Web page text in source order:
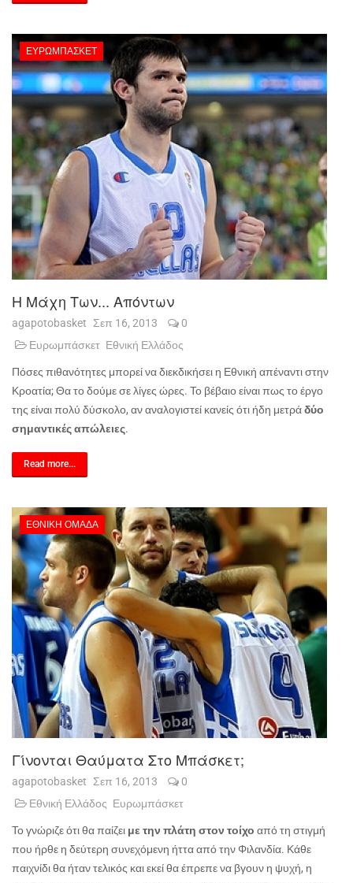
ΕΥΡΩΜΠΆΣΚΕΤ
Η Μάχη Των... Απόντων
agapotobasket Σεπ 16, 2013
0
Ευρωμπάσκετ Εθνική Ελλάδος
Πόσες πιθανότητες μπορεί να διεκδικήσει η Εθνική απέναντι στην
Κροατία; Θα το δούμε σε λίγες ώρες. Το βέβαιο είναι πως το έργο
της είναι πολύ δύσκολο, αν αναλογιστεί κανείς ότι ήδη μετράδύο
σημαντικές απώλειες.
Read more...
ΕΘΝΙΚΉ ΟΜΆΔΑ
Γίνονται Θαύματα Στο Μπάσκετ;
agapotobasket Σεπ 16, 2013
0
Εθνική Ελλάδος Ευρωμπάσκετ
Το γνώριζε ότι θα παίζει με την πλάτη στον τοίχο από τη στιγμή
που ήρθε η δεύτερη συνεχόμενη ήττα από την Φιλανδία. Κάθε
παιχνίδι θα ήταν τελικός και εκεί θα έπρεπε να βγουν η ψυχή, η